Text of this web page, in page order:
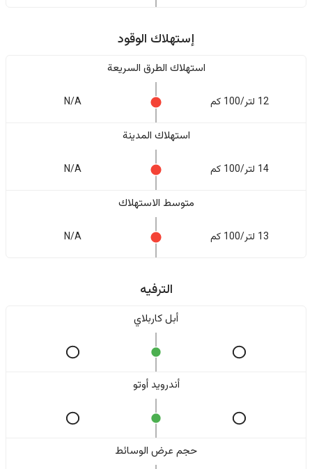
إستهلاك الوقود
استهلاك الطرق السريعة
12 لتر/100 كم N/A
استهلاك المدينة
14 لتر/100 كم N/A
متوسط الاستهلاك
13 لتر/100 كم N/A
الترفيه
أبل كاربلاي
أندرويد أوتو
حجم عرض الوسائط